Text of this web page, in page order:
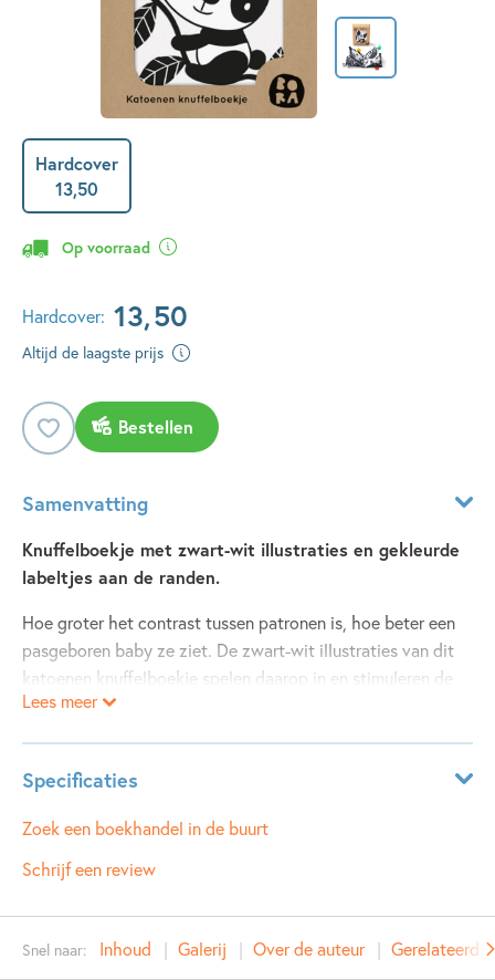
Hardcover
13,50
Op voorraad
Hardcover: 13,50
Altijd de laagste prijs
Bestellen
Samenvatting
Knuffelboekje met zwart-wit illustraties en gekleurde
labeltjes aan de randen.
Hoe groter het contrast tussen patronen is, hoe beter een
pasgeboren baby ze ziet. De zwart-wit illustraties van dit
katoenen knuffelboekje spelen daarop in en stimuleren de
waarneming. Maak kennis met Panda en zijn vriendjes in dit
Lees meer
Specificaties
Leeftijdsindicatie: 0 - 3 jaar
ISBN:
9789021679938
Type: Hardcover
Auteur(s):
Deborah van de Leijgraaf
Zoek een boekhandel in de buurt
Schrijf een review
Snel naar: Inhoud Galerij Over de auteur